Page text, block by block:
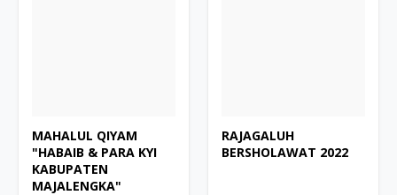
MAHALUL QIYAM
"HABAIB & PARA KYI
KABUPATEN
MAJALENGKA"
RAJAGALUH
BERSHOLAWAT 2022